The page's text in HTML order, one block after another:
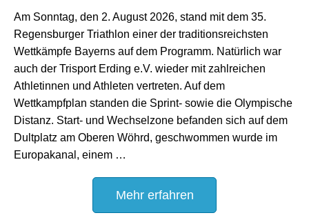
Am Sonntag, den 2. August 2026, stand mit dem 35.
Regensburger Triathlon einer der traditionsreichsten
Wettkämpfe Bayerns auf dem Programm. Natürlich war
auch der Trisport Erding e.V. wieder mit zahlreichen
Athletinnen und Athleten vertreten. Auf dem
Wettkampfplan standen die Sprint- sowie die Olympische
Distanz. Start- und Wechselzone befanden sich auf dem
Dultplatz am Oberen Wöhrd, geschwommen wurde im
Europakanal, einem …
Mehr erfahren